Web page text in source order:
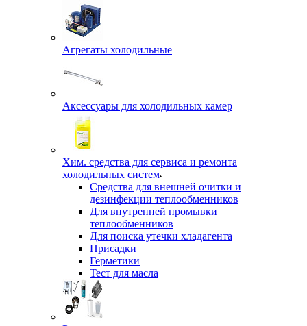
Агрегаты холодильные
Аксессуары для холодильных камер
Хим. средства для сервиса и ремонта
холодильных систем
Средства для внешней очитки и
дезинфекции теплообменников
Для внутренней промывки
теплообменников
Для поиска утечки хладагента
Присадки
Герметики
Тест для масла